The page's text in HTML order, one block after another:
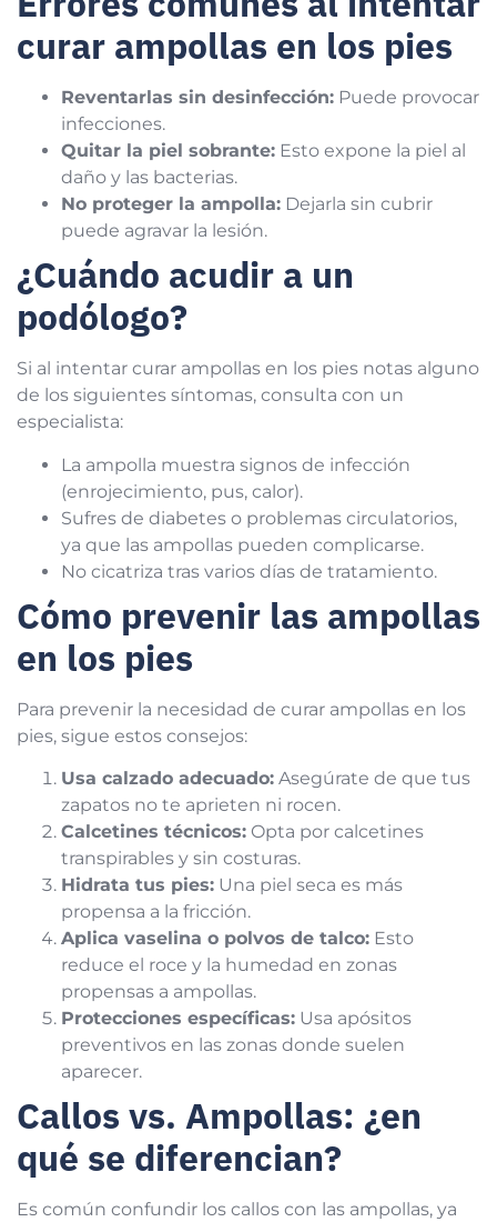
curar ampollas en los pies
Reventarlas sin desinfección: Puede provocar
infecciones.
Quitar la piel sobrante: Esto expone la piel al
daño y las bacterias.
No proteger la ampolla: Dejarla sin cubrir
puede agravar la lesión.
¿Cuándo acudir a un
podólogo?
Si al intentar curar ampollas en los pies notas alguno
de los siguientes síntomas, consulta con un
especialista:
La ampolla muestra signos de infección
(enrojecimiento, pus, calor).
Sufres de diabetes o problemas circulatorios,
ya que las ampollas pueden complicarse.
No cicatriza tras varios días de tratamiento.
Cómo prevenir las ampollas
en los pies
Para prevenir la necesidad de curar ampollas en los
pies, sigue estos consejos:
Usa calzado adecuado: Asegúrate de que tus
zapatos no te aprieten ni rocen.
Calcetines técnicos: Opta por calcetines
transpirables y sin costuras.
Hidrata tus pies: Una piel seca es más
propensa a la fricción.
Aplica vaselina o polvos de talco: Esto
reduce el roce y la humedad en zonas
propensas a ampollas.
Protecciones específicas: Usa apósitos
preventivos en las zonas donde suelen
aparecer.
Callos vs. Ampollas: ¿en
qué se diferencian?
Es común confundir los callos con las ampollas, ya